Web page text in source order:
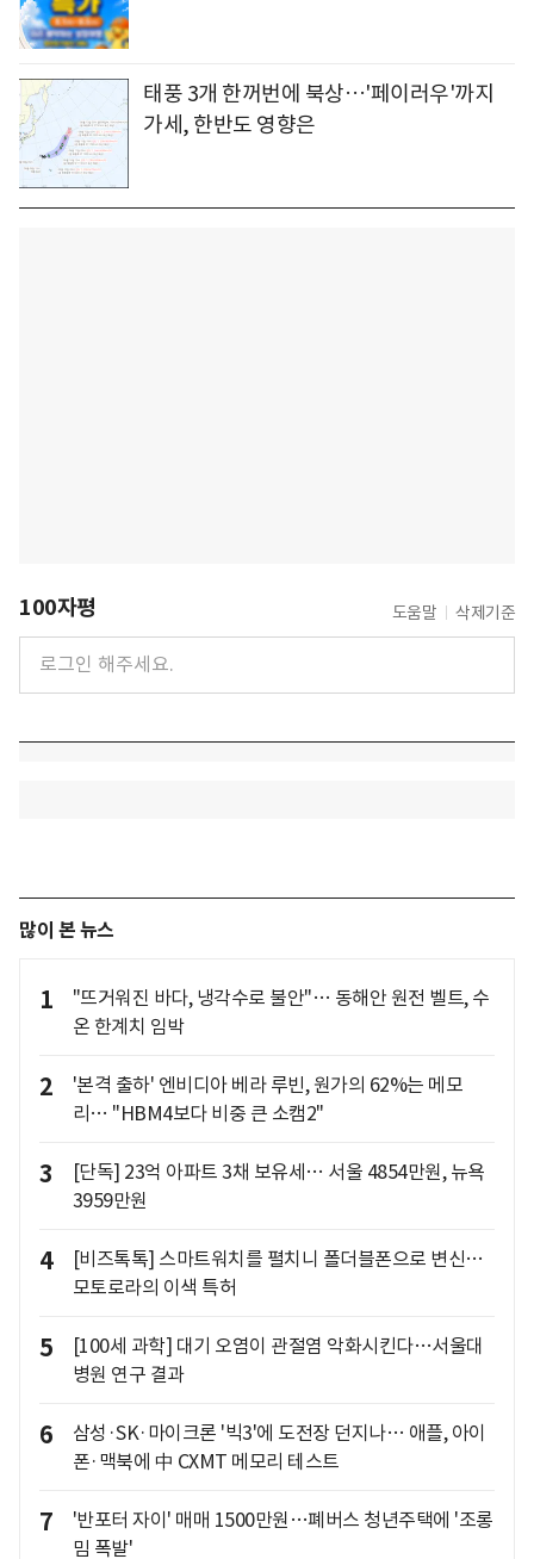
태풍 3개 한꺼번에 북상…'페이러우'까지
가세, 한반도 영향은
100자평 도움말 삭제기준
많이 본 뉴스
1
"뜨거워진 바다, 냉각수로 불안"… 동해안 원전 벨트, 수
온 한계치 임박
2
'본격 출하' 엔비디아 베라 루빈, 원가의 62%는 메모
리… "HBM4보다 비중 큰 소캠2"
3
[단독] 23억 아파트 3채 보유세… 서울 4854만원, 뉴욕
3959만원
4
[비즈톡톡] 스마트워치를 펼치니 폴더블폰으로 변신…
모토로라의 이색 특허
5
[100세 과학] 대기 오염이 관절염 악화시킨다…서울대
병원 연구 결과
6
삼성·SK·마이크론 '빅3'에 도전장 던지나… 애플, 아이
폰·맥북에 中 CXMT 메모리 테스트
7
'반포터 자이' 매매 1500만원…폐버스 청년주택에 '조롱
밈 폭발'